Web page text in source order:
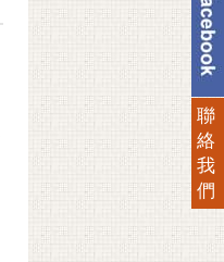
聯
絡
我
們